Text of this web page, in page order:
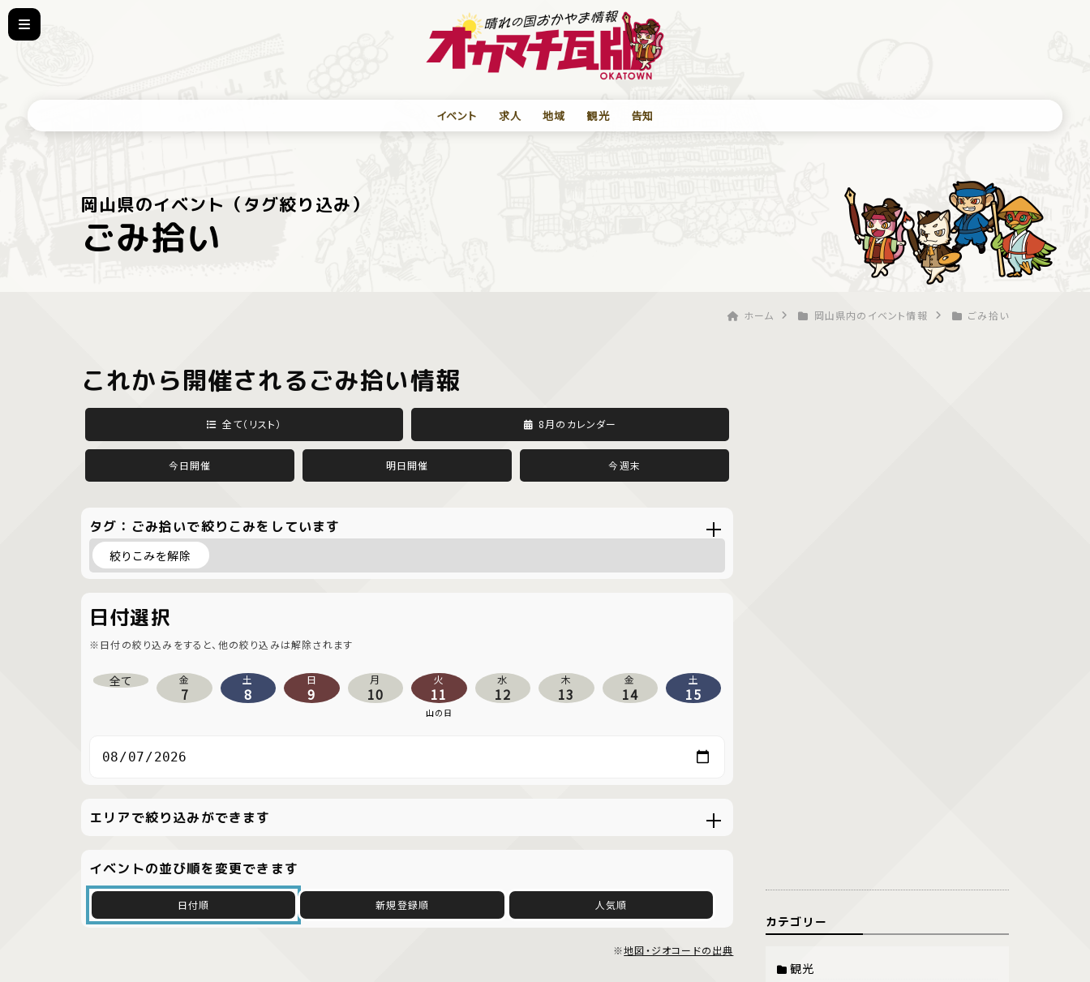
イベント 求人 地域 観光 告知
岡山県のイベント（タグ絞り込み）
ごみ拾い
ホーム 岡山県内のイベント情報 ごみ拾い
これから開催されるごみ拾い情報
全て（リスト） 8月のカレンダー
今日開催 明日開催 今週末
タグ：ごみ拾いで絞りこみをしています
絞りこみを解除
日付選択
※日付の絞り込みをすると、他の絞り込みは解除されます
全て 金
7
土
8
日
9
月
10
火
11
山の日
水
12
木
13
金
14
土
15
エリアで絞り込みができます
イベントの並び順を変更できます
日付順 新規登録順 人気順
※地図・ジオコードの出典
カテゴリー
観光